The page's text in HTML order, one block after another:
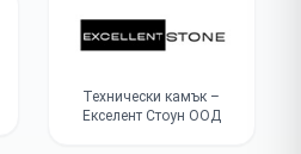
Технически камък –
Екселент Стоун ООД